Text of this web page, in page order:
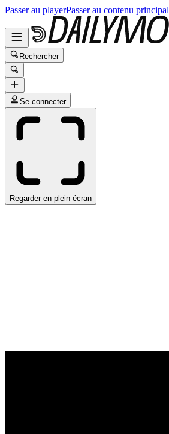
Passer au playerPasser au contenu principal
Rechercher
Se connecter
Regarder en plein écran